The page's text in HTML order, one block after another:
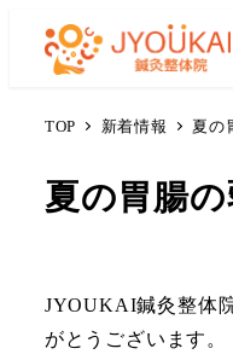
TOP 新着情報 夏の
夏の胃腸の
JYOUKAI鍼灸整体
がとうございます。